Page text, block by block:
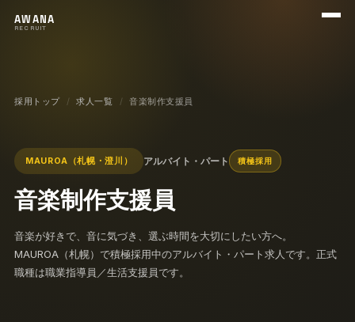
AWANA
RECRUIT メニ
採用トップ 求人一覧 音楽制作支援員
MAUROA（札幌・澄川） アルバイト・パート 積極採用
音楽制作支援員
音楽が好きで、音に気づき、選ぶ時間を大切にしたい方へ。
MAUROA（札幌）で積極採用中のアルバイト・パート求人です。正式
職種は職業指導員／生活支援員です。